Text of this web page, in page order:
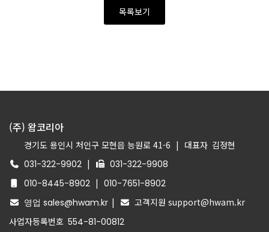
목록보기
(주) 왐코리아
경기도 용인시 처인구 모현읍 능원로 41-6 | 대표자 김정현
031-322-9902 |
031-322-9908
010-8445-8902 | 010-7651-8902
영업 sales@hwam.kr |
고객지원 support@hwam.kr
사업자등록번호 554-81-00812